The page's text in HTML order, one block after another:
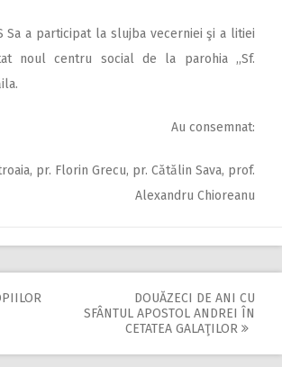
Sa a participat la slujba vecerniei şi a litiei
noul centru social de la parohia ,,Sf.
Au consemnat:
pr. Florin Grecu, pr. Cătălin Sava, prof.
Alexandru Chioreanu
DOUĂZECI DE ANI CU
SFÂNTUL APOSTOL ANDREI ÎN
CETATEA GALAŢILOR